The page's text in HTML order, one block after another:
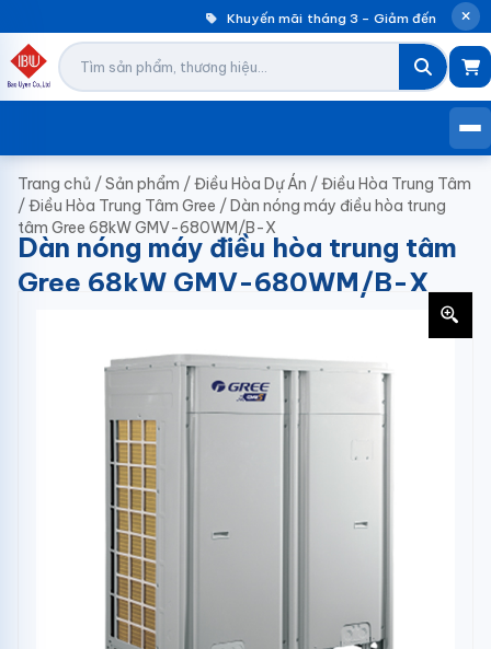
Khuyến mãi tháng 3 – Giảm đến 30%
Trang chủ /Sản phẩm /Điều Hòa Dự Án /Điều Hòa Trung Tâm
/Điều Hòa Trung Tâm Gree /Dàn nóng máy điều hòa trung
tâm Gree 68kW GMV-680WM/B-X
Dàn nóng máy điều hòa trung tâm
Gree 68kW GMV-680WM/B-X